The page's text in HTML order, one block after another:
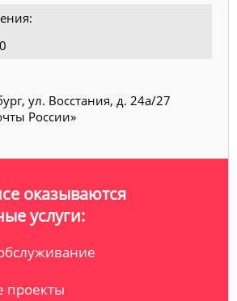
ул. Восстания, д. 24а/27
России»
оказываются
услуги:
проекты